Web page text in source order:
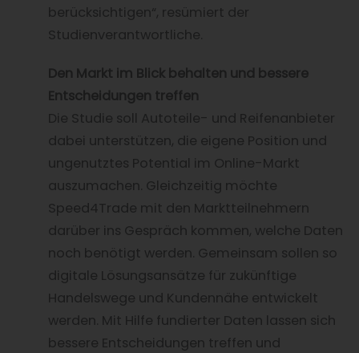
berücksichtigen“, resümiert der
Studienverantwortliche.
Den Markt im Blick behalten und bessere
Entscheidungen treffen
Die Studie soll Autoteile- und Reifenanbieter
dabei unterstützen, die eigene Position und
ungenutztes Potential im Online-Markt
auszumachen. Gleichzeitig möchte
Speed4Trade mit den Marktteilnehmern
darüber ins Gespräch kommen, welche Daten
noch benötigt werden. Gemeinsam sollen so
digitale Lösungsansätze für zukünftige
Handelswege und Kundennähe entwickelt
werden. Mit Hilfe fundierter Daten lassen sich
bessere Entscheidungen treffen und